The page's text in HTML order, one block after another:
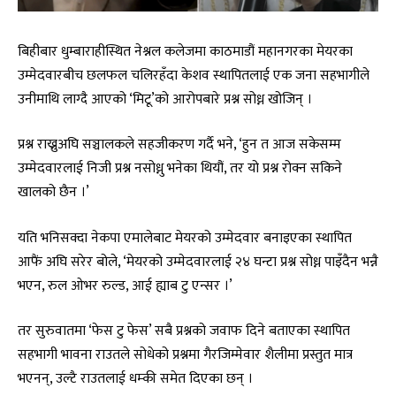
बिहीबार धुम्बाराहीस्थित नेश्नल कलेजमा काठमाडौं महानगरका मेयरका
उम्मेदवारबीच छलफल चलिरहँदा केशव स्थापितलाई एक जना सहभागीले
उनीमाथि लाग्दै आएको ‘मिटू’को आरोपबारे प्रश्न सोध्न खोजिन् ।
प्रश्न राख्नुअघि सञ्चालकले सहजीकरण गर्दै भने, ‘हुन त आज सकेसम्म
उम्मेदवारलाई निजी प्रश्न नसोध्नु भनेका थियौं, तर यो प्रश्न रोक्न सकिने
खालको छैन ।’
यति भनिसक्दा नेकपा एमालेबाट मेयरको उम्मेदवार बनाइएका स्थापित
आफैं अघि सरेर बोले, ‘मेयरको उम्मेदवारलाई २४ घन्टा प्रश्न सोध्न पाइँदैन भन्नै
भएन, रुल ओभर रुल्ड, आई ह्याब टु एन्सर ।’
तर सुरुवातमा ‘फेस टु फेस’ सबै प्रश्नको जवाफ दिने बताएका स्थापित
सहभागी भावना राउतले सोधेको प्रश्नमा गैरजिम्मेवार शैलीमा प्रस्तुत मात्र
भएनन्, उल्टै राउतलाई धम्की समेत दिएका छन् ।